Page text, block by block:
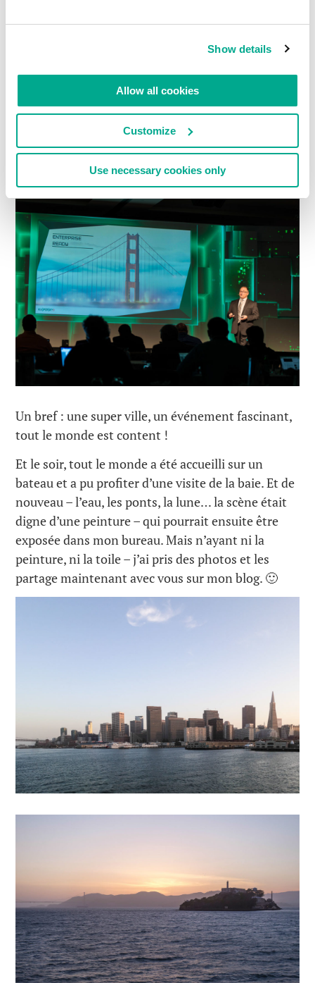
Show details
Allow all cookies
Customize
Use necessary cookies only
Un bref : une super ville, un événement fascinant,
tout le monde est content !
Et le soir, tout le monde a été accueilli sur un
bateau et a pu profiter d’une visite de la baie. Et de
nouveau – l’eau, les ponts, la lune… la scène était
digne d’une peinture – qui pourrait ensuite être
exposée dans mon bureau. Mais n’ayant ni la
peinture, ni la toile – j’ai pris des photos et les
partage maintenant avec vous sur mon blog. 🙂